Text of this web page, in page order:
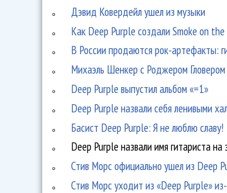
Дэвид Ковердейл ушел из музыки
Как Deep Purple создали Smoke on
В России продаются рок-артефакты:
Михаэль Шенкер с Роджером
Deep Purple выпустил альбом «=1»
Deep Purple назвали себя ленивыми
Басист Deep Purple: Я не люблю славу!
Deep Purple назвали имя гитариста
Стив Морс официально ушел из Deep
Стив Морс уходит из «Deep Purple»